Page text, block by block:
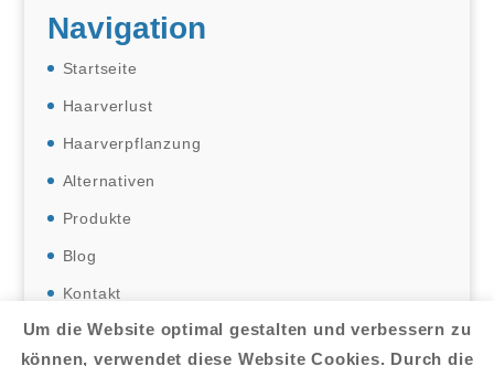
Navigation
Startseite
Haarverlust
Haarverpflanzung
Alternativen
Produkte
Blog
Kontakt
Um die Website optimal gestalten und verbessern zu
können, verwendet diese Website Cookies. Durch die